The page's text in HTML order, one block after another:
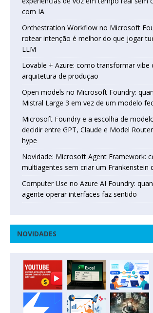
com IA
Orchestration Workflow no Microsoft
rotear intenção é melhor do que jogar
LLM
Lovable + Azure: como transformar vibe
arquitetura de produção
Open models no Microsoft Foundry:
Mistral Large 3 em vez de um modelo
Microsoft Foundry e a escolha de
decidir entre GPT, Claude e Model
hype
Novidade: Microsoft Agent Framework:
multiagentes sem criar um Frankenstein
Computer Use no Azure AI Foundry:
agente operar interfaces faz sentido
NOVIDADES